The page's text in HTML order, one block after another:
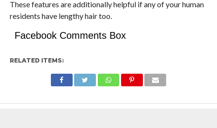
These features are additionally helpful if any of your human
residents have lengthy hair too.
Facebook Comments Box
RELATED ITEMS: